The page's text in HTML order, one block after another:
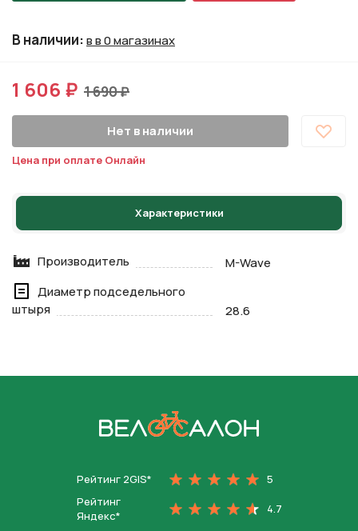
В наличии:в в 0 магазинах
1 606 ₽ 1 690 ₽
Нет в наличии
Цена при оплате Онлайн
Характеристики
Производитель
M-Wave
Диаметр подседельного
штыря
28.6
Рейтинг 2GIS*
5
Рейтинг
Яндекс*
4.7